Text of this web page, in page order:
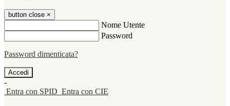
button close ×
Nome Utente
Password
Password dimenticata?
-
Entra con SPID Entra con CIE